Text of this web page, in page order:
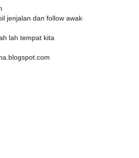
jenjalan dan follow awak
lah tempat kita